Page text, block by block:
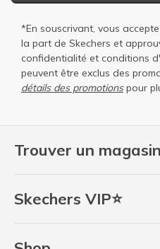
Trouver un magasin
Skechers VIP⭐
*En souscrivant, vous
la part de Skechers et
confidentialité et conditions
peuvent être exclus des
détails des promotionspour